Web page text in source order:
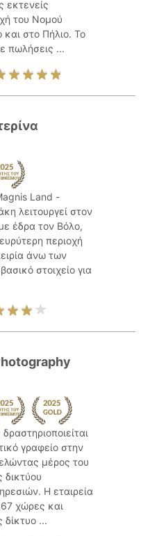
εκτενείς
του Νομού
στο Πήλιο. Το
πωλήσεις ...
Land -
λειτουργεί στον
έδρα τον Βόλο,
περιοχή
άνω των
στοιχείο για
γραφείο στην
μέρος του
δικτύου
Η εταιρεία
χώρες και
δίκτυο ...